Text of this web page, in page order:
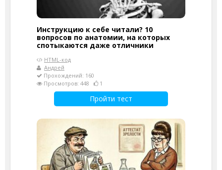
Инструкцию к себе читали? 10
вопросов по анатомии, на которых
спотыкаются даже отличники
HTML-код
Андрей
Прохождений: 160
Просмотров: 448
1
Пройти тест